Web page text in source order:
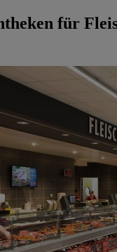
für